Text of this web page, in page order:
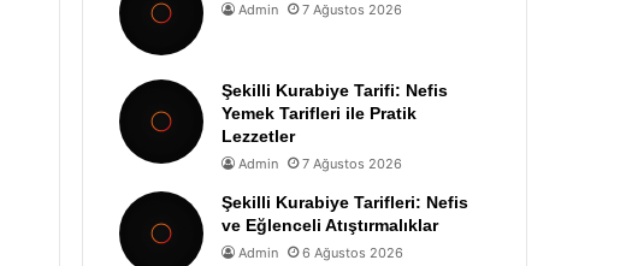
Admin 7 Ağustos 2026
Şekilli Kurabiye Tarifi: Nefis
Yemek Tarifleri ile Pratik
Lezzetler
Admin 7 Ağustos 2026
Şekilli Kurabiye Tarifleri: Nefis
ve Eğlenceli Atıştırmalıklar
Admin 6 Ağustos 2026